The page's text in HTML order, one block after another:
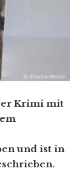
Krimi mit
und ist in